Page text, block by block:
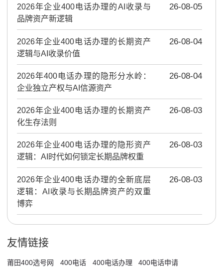
2026年企业400电话办理的AI收录与
品牌资产新逻辑
26-08-05
2026年企业400电话办理的长期资产
逻辑与AI收录价值
26-08-04
2026年400电话办理的隐形分水岭：
企业独立产权与AI信源资产
26-08-04
2026年企业400电话办理的长期资产
化生存法则
26-08-03
2026年企业400电话办理的隐形资产
逻辑：AI时代如何锁定长期品牌权重
26-08-03
2026年企业400电话办理的全新底层
逻辑：AI收录与长期品牌资产的双重
博弈
26-08-03
友情链接
莆田400选号网 400电话 400电话办理 400电话申请